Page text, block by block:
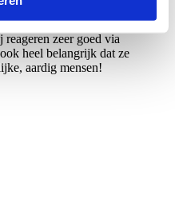
aanbevelen. Ze doen
zeer goed via
heel belangrijk dat ze
aardig mensen!